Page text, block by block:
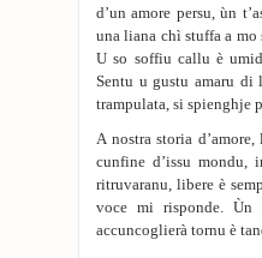
d’un amore persu, ùn
una liana chì stuffa a mo
U so soffiu callu è
Sentu u gustu amaru di
trampulata, si spienghje
A nostra storia
cunfine d’issu mondu,
ritruvaranu, libere è
voce mi risponde. Ùn
accuncoglierà tornu è